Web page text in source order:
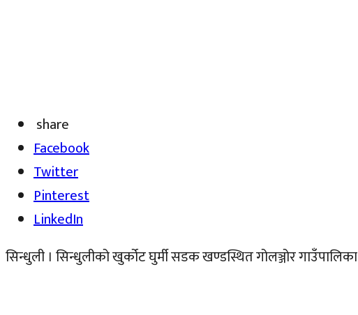
share
Facebook
Twitter
Pinterest
LinkedIn
सिन्धुली । सिन्धुलीको खुर्कोट घुर्मी सडक खण्डस्थित गोलञ्जोर